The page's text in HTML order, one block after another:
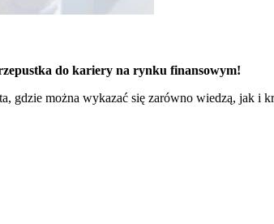
do kariery na rynku finansowym!
gdzie można wykazać się zarówno wiedzą, jak i